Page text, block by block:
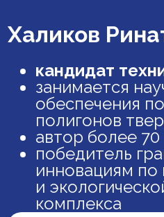
Халиков
кандидат
занимается
обеспечения
полигонов
автор более
победитель
инновациям
и
комплекса